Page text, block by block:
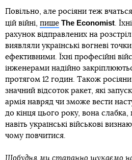
Повільно, але росіяни теж
цій війні, пише The Economist.
рахунок відправлених на
виявляли українські вогневі
ефективними. Їхні професійні
інженерами надійно
протягом 12 годин. Також
значний відсоток ракет, які
армія навряд чи зможе вести
до кінця цього року, вона
навіть українські військові
чому повчитися.
Щобудня ми старанно шукаємо